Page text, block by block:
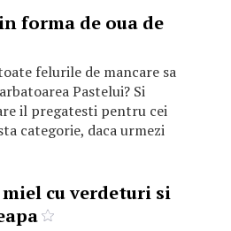
forma de oua de
felurile de mancare sa
Pastelui? Si
il pregatesti pentru cei
categorie, daca urmezi
miel cu verdeturi si